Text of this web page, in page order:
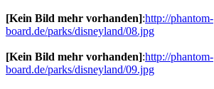
[Kein Bild mehr vorhanden]:http://phantom-
board.de/parks/disneyland/08.jpg
[Kein Bild mehr vorhanden]:http://phantom-
board.de/parks/disneyland/09.jpg